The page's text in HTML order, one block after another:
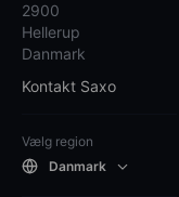
2900
Hellerup
Danmark
Kontakt Saxo
Vælg region
Danmark